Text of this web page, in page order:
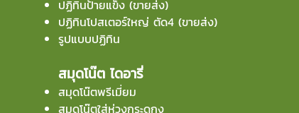
ปฏิทินป้ายแข็ง (ขายส่ง)
ปฏิทินโปสเตอร์ใหญ่ ตัด4 (ขายส่ง)
รูปแบบปฏิทิน
สมุดโน๊ต ไดอารี่
สมุดโน๊ตพรีเมี่ยม
สมุดโน๊ตใส่ห่วงกระดูกงู